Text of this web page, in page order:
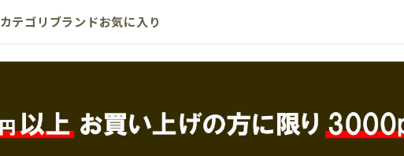
カテゴリ ブランドお気に入り